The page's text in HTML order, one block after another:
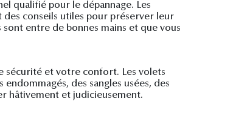
qualifié pour le dépannage. Les
conseils utiles pour préserver leur
entre de bonnes mains et que vous
sécurité et votre confort. Les volets
des sangles usées, des
hâtivement et judicieusement.